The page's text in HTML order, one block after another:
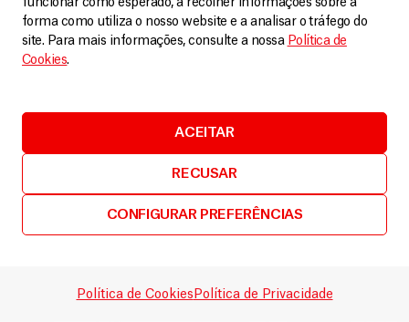
funcionar como esperado, a recolher informações sobre a
forma como utiliza o nosso website e a analisar o tráfego do
site. Para mais informações, consulte a nossa Política de
Cookies.
ACEITAR
RECUSAR
CONFIGURAR PREFERÊNCIAS
Política de Cookies Política de Privacidade
Artigos 1 Julho, 2026
LEIA MAIS